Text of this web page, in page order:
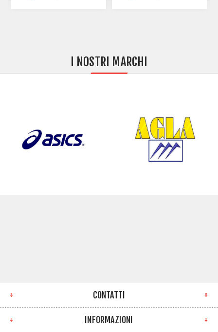
I NOSTRI MARCHI
CONTATTI
INFORMAZIONI